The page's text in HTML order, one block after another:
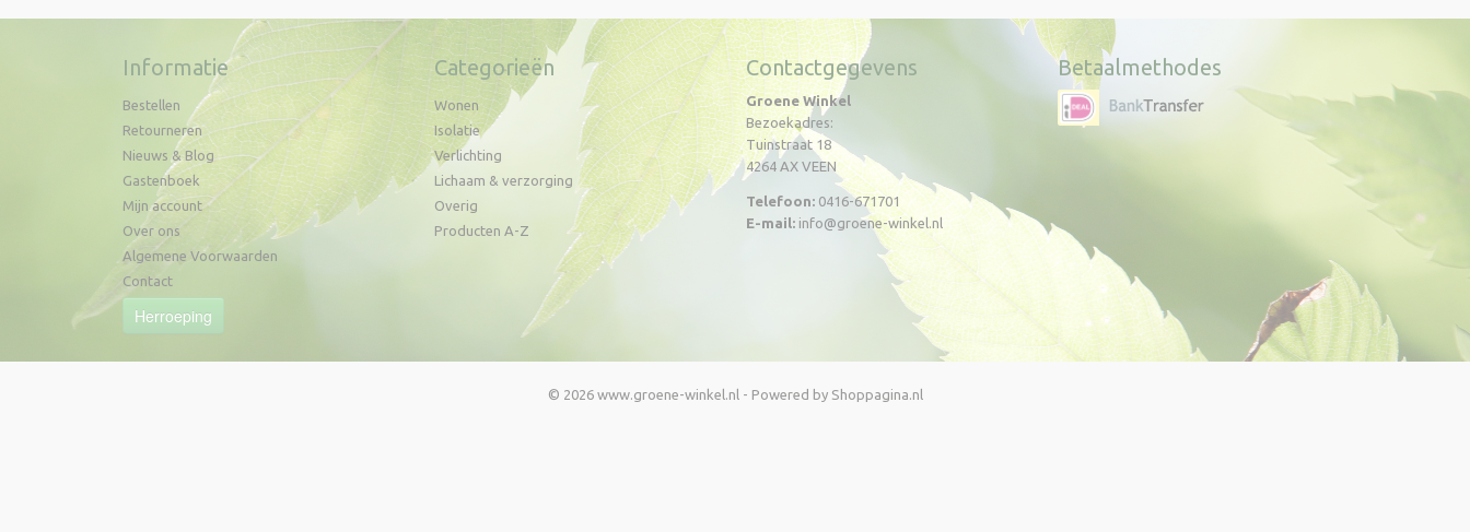
Informatie
Bestellen
Retourneren
Nieuws & Blog
Gastenboek
Mijn account
Over ons
Algemene Voorwaarden
Contact
Herroeping
Categorieën
Wonen
Isolatie
Verlichting
Lichaam & verzorging
Overig
Producten A-Z
Contactgegevens
Groene Winkel
Bezoekadres:
Tuinstraat 18
4264 AX VEEN
Telefoon: 0416-671701
E-mail: info@groene-winkel.nl
Betaalmethodes
© 2026 www.groene-winkel.nl - Powered by Shoppagina.nl